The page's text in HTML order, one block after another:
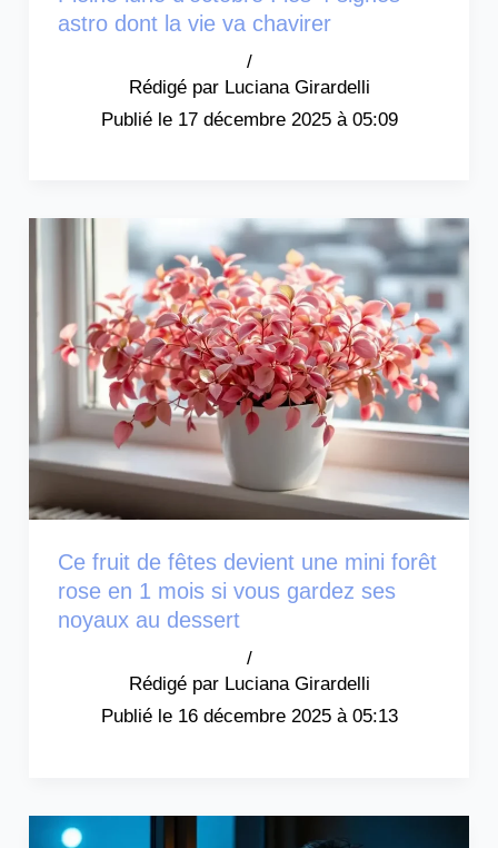
astro dont la vie va chavirer
Luciana Girardelli
/
17 décembre 2025 à 05:09
Ce fruit de fêtes devient une mini forêt
rose en 1 mois si vous gardez ses
noyaux au dessert
Luciana Girardelli
/
16 décembre 2025 à 05:13